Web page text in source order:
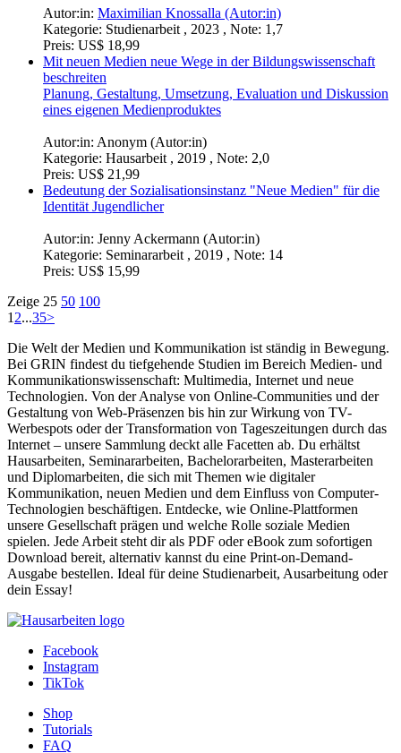
Autor:in: Maximilian Knossalla (Autor:in)
Kategorie: Studienarbeit , 2023 , Note: 1,7
Preis: US$ 18,99
Mit neuen Medien neue Wege in der Bildungswissenschaft
beschreiten
Planung, Gestaltung, Umsetzung, Evaluation und Diskussion
eines eigenen Medienproduktes
Autor:in: Anonym (Autor:in)
Kategorie: Hausarbeit , 2019 , Note: 2,0
Preis: US$ 21,99
Bedeutung der Sozialisationsinstanz "Neue Medien" für die
Identität Jugendlicher
Autor:in: Jenny Ackermann (Autor:in)
Kategorie: Seminararbeit , 2019 , Note: 14
Preis: US$ 15,99
Zeige 25 50 100
12...35>
Die Welt der Medien und Kommunikation ist ständig in Bewegung.
Bei GRIN findest du tiefgehende Studien im Bereich Medien- und
Kommunikationswissenschaft: Multimedia, Internet und neue
Technologien. Von der Analyse von Online-Communities und der
Gestaltung von Web-Präsenzen bis hin zur Wirkung von TV-
Werbespots oder der Transformation von Tageszeitungen durch das
Internet – unsere Sammlung deckt alle Facetten ab. Du erhältst
Hausarbeiten, Seminararbeiten, Bachelorarbeiten, Masterarbeiten
und Diplomarbeiten, die sich mit Themen wie digitaler
Kommunikation, neuen Medien und dem Einfluss von Computer-
Technologien beschäftigen. Entdecke, wie Online-Plattformen
unsere Gesellschaft prägen und welche Rolle soziale Medien
spielen. Jede Arbeit steht dir als PDF oder eBook zum sofortigen
Download bereit, alternativ kannst du eine Print-on-Demand-
Ausgabe bestellen. Ideal für deine Studienarbeit, Ausarbeitung oder
dein Essay!
Facebook
Instagram
TikTok
Shop
Tutorials
FAQ